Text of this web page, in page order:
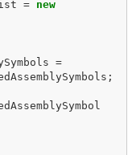
=
new
=
;